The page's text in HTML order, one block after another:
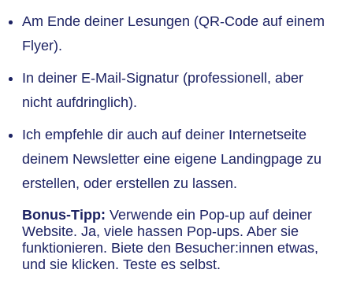
Am Ende deiner Lesungen (QR-Code auf einem
Flyer).
In deiner E-Mail-Signatur (professionell, aber
nicht aufdringlich).
Ich empfehle dir auch auf deiner Internetseite
deinem Newsletter eine eigene Landingpage zu
erstellen, oder erstellen zu lassen.
Bonus-Tipp: Verwende ein Pop-up auf deiner
Website. Ja, viele hassen Pop-ups. Aber sie
funktionieren. Biete den Besucher:innen etwas,
und sie klicken. Teste es selbst.